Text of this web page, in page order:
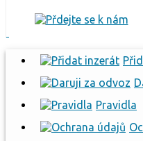
Pravidla